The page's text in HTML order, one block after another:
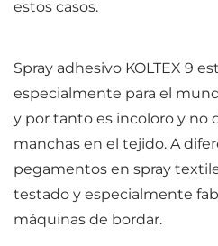
estos casos.
Spray adhesivo KOLTEX 9
especialmente para el
y por tanto es incoloro y no
manchas en el tejido. A
pegamentos en spray
testado y especialmente
máquinas de bordar.